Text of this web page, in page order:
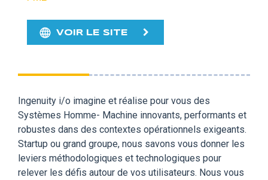
VOIR LE SITE
Ingenuity i/o imagine et réalise pour vous des
Systèmes Homme- Machine innovants, performants et
robustes dans des contextes opérationnels exigeants.
Startup ou grand groupe, nous savons vous donner les
leviers méthodologiques et technologiques pour
relever les défis autour de vos utilisateurs. Nous vous